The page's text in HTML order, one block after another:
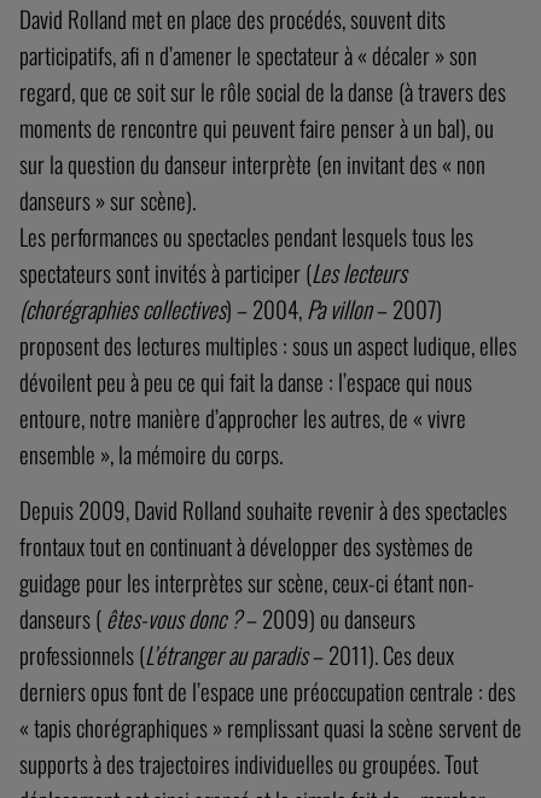
David Rolland met en place des procédés, souvent dits
participatifs, afi n d’amener le spectateur à « décaler » son
regard, que ce soit sur le rôle social de la danse (à travers des
moments de rencontre qui peuvent faire penser à un bal), ou
sur la question du danseur interprète (en invitant des « non
danseurs » sur scène).
Les performances ou spectacles pendant lesquels tous les
spectateurs sont invités à participer (Les lecteurs
(chorégraphies collectives) – 2004,Pa villon– 2007)
proposent des lectures multiples : sous un aspect ludique, elles
dévoilent peu à peu ce qui fait la danse : l’espace qui nous
entoure, notre manière d’approcher les autres, de « vivre
ensemble », la mémoire du corps.
Depuis 2009, David Rolland souhaite revenir à des spectacles
frontaux tout en continuant à développer des systèmes de
guidage pour les interprètes sur scène, ceux-ci étant non-
danseurs (êtes-vous donc ?– 2009) ou danseurs
professionnels (L’étranger au paradis– 2011). Ces deux
derniers opus font de l’espace une préoccupation centrale : des
« tapis chorégraphiques » remplissant quasi la scène servent de
supports à des trajectoires individuelles ou groupées. Tout